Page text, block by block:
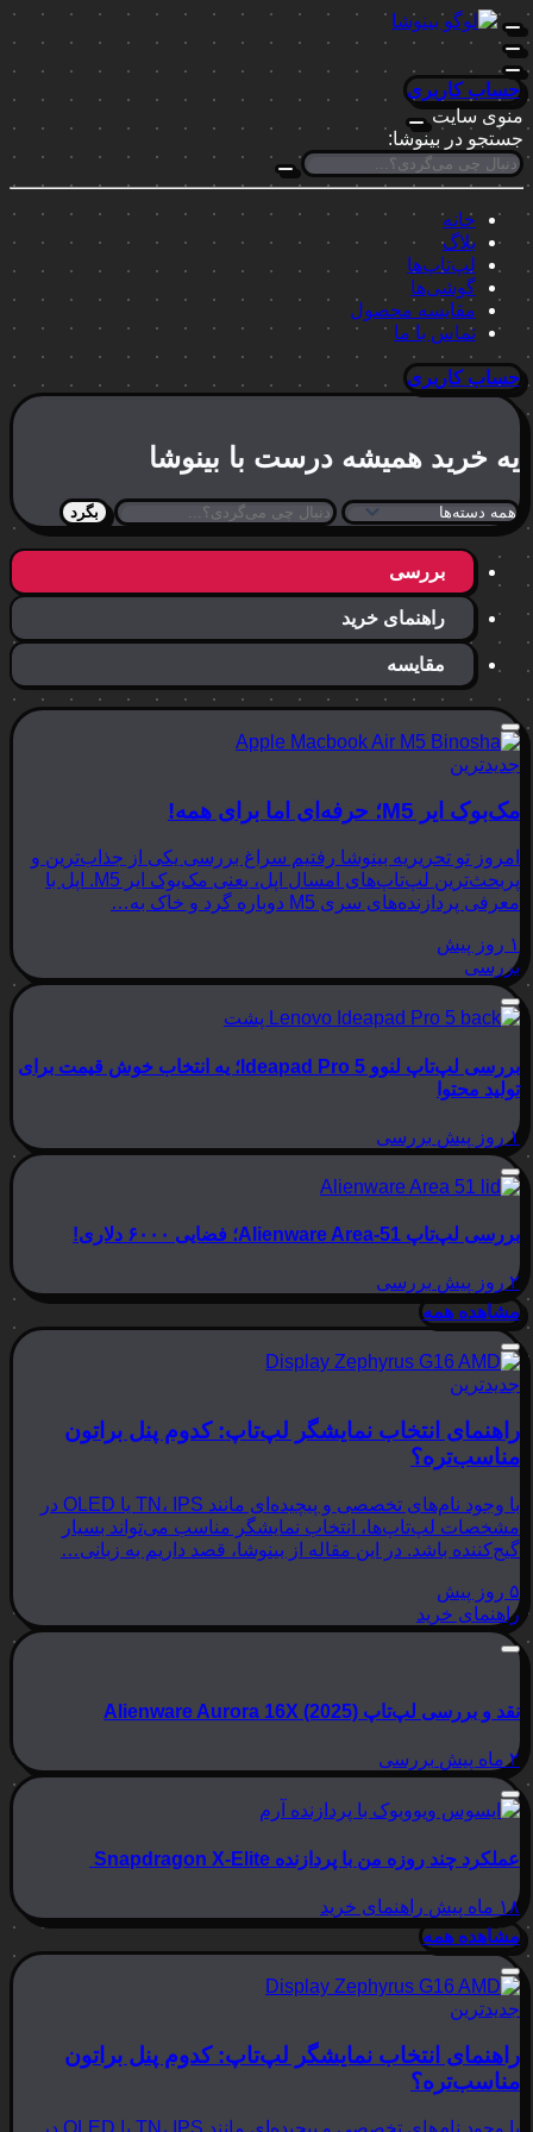
حساب کاربری
منوی سایت
جستجو در بینوشا:
خانه
بلاگ
لپ‌تاپ‌ها
گوشی‌ها
مقایسه محصول
تماس با ما
حساب کاربری
یه خرید همیشه درست با بینوشا
بگرد
بررسی
راهنمای خرید
مقایسه
جدیدترین
مک‌بوک ایر M5؛ حرفه‌ای اما برای همه!
امروز تو تحریریه بینوشا رفتیم سراغ بررسی یکی از جذاب‌ترین و
پربحث‌ترین لپ‌تاپ‌های امسال اپل، یعنی مک‌بوک ایر M5. اپل با
معرفی پردازنده‌های سری M5 دوباره گرد و خاک به…
۱ روز پیش
بررسی
بررسی لپ‌تاپ لنوو Ideapad Pro 5؛ یه انتخاب خوش قیمت برای
تولید محتوا
۱ روز پیش بررسی
بررسی لپ‌تاپ Alienware Area-51؛ فضایی ۶۰۰۰ دلاری!
۲ روز پیش
بررسی
مشاهده همه
جدیدترین
راهنمای انتخاب نمایشگر لپ‌تاپ: کدوم پنل براتون
مناسب‌تره؟
با وجود نام‌های تخصصی و پیچیده‌ای مانند TN، IPS یا OLED در
مشخصات لپ‌تاپ‌ها، انتخاب نمایشگر مناسب می‌تواند بسیار
گیج‌کننده باشد. در این مقاله از بینوشا، قصد داریم به زبانی…
۵ روز پیش
راهنمای خرید
نقد و بررسی لپ‌تاپ Alienware Aurora 16X (2025)
۲ ماه پیش بررسی
عملکرد چند روزه من با پردازنده Snapdragon X-Elite
۱۸ ماه پیش
راهنمای خرید
مشاهده همه
جدیدترین
راهنمای انتخاب نمایشگر لپ‌تاپ: کدوم پنل براتون
مناسب‌تره؟